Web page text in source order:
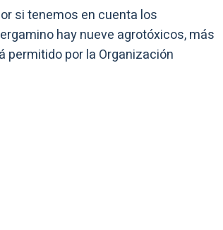
si tenemos en cuenta los
hay nueve agrotóxicos, más
permitido por la Organización